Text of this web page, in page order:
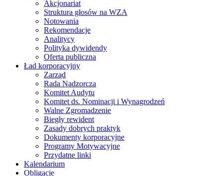
Akcjonariat
Struktura głosów na WZA
Notowania
Rekomendacje
Analitycy
Polityka dywidendy
Oferta publiczna
Ład korporacyjny
Zarząd
Rada Nadzorcza
Komitet Audytu
Komitet ds. Nominacji i Wynagrodzeń
Walne Zgromadzenie
Biegły rewident
Zasady dobrych praktyk
Dokumenty korporacyjne
Programy Motywacyjne
Przydatne linki
Kalendarium
Obligacje